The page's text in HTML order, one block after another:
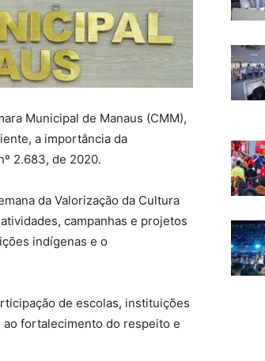
Municipal de Manaus (CMM),
a importância da
2.683, de 2020.
da Valorização da Cultura
campanhas e projetos
indígenas e o
de escolas, instituições
ao fortalecimento do respeito e